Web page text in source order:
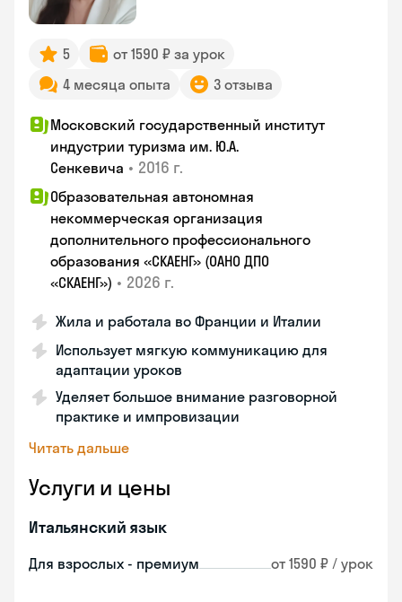
5
от 1590 ₽ за урок
4 месяца опыта
3 отзыва
Московский государственный институт
индустрии туризма им. Ю.А.
Сенкевича • 2016 г.
Образовательная автономная
некоммерческая организация
дополнительного профессионального
образования «СКАЕНГ» (ОАНО ДПО
«СКАЕНГ») • 2026 г.
Жила и работала во Франции и Италии
Использует мягкую коммуникацию для
адаптации уроков
Уделяет большое внимание разговорной
практике и импровизации
Читать дальше
Услуги и цены
Итальянский язык
Для взрослых - премиум от 1590 ₽ / урок